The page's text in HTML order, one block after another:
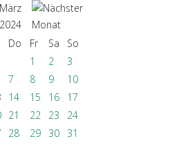
März
2024
Do Fr Sa
So
1
2
3
7 8 9
10
14 15 16
17
21 22 23
24
28 29 30 31